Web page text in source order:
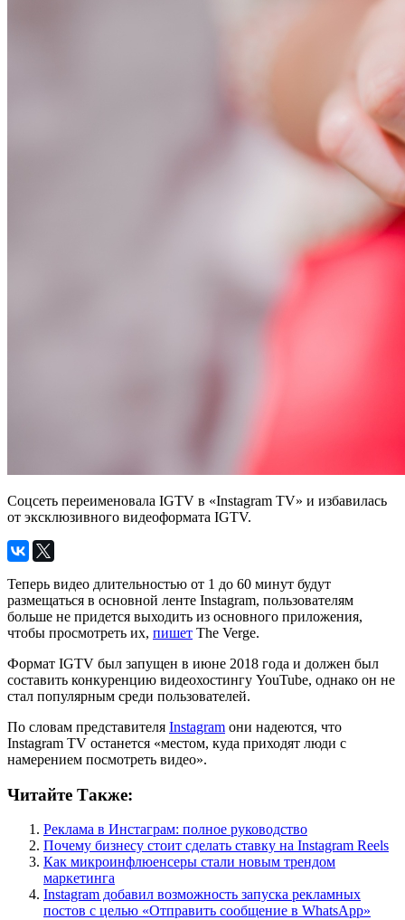
Соцсеть переименовала IGTV в «Instagram TV» и избавилась
от эксклюзивного видеоформата IGTV.
Теперь видео длительностью от 1 до 60 минут будут
размещаться в основной ленте Instagram, пользователям
больше не придется выходить из основного приложения,
чтобы просмотреть их, пишет The Verge.
Формат IGTV был запущен в июне 2018 года и должен был
составить конкуренцию видеохостингу YouTube, однако он не
стал популярным среди пользователей.
По словам представителя Instagram они надеются, что
Instagram TV останется «местом, куда приходят люди с
намерением посмотреть видео».
Читайте Также:
Реклама в Инстаграм: полное руководство
Почему бизнесу стоит сделать ставку на Instagram Reels
Как микроинфлюенсеры стали новым трендом
маркетинга
Instagram добавил возможность запуска рекламных
постов с целью «Отправить сообщение в WhatsApp»